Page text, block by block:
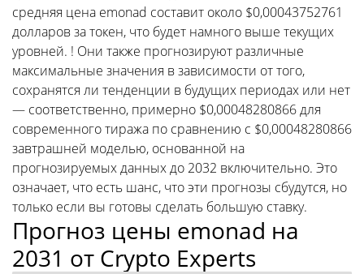
средняя цена emonad составит около $0,00043752761
долларов за токен, что будет намного выше текущих
уровней. ! Они также прогнозируют различные
максимальные значения в зависимости от того,
сохранятся ли тенденции в будущих периодах или нет
— соответственно, примерно $0,00048280866 для
современного тиража по сравнению с $0,00048280866
завтрашней моделью, основанной на
прогнозируемых данных до 2032 включительно. Это
означает, что есть шанс, что эти прогнозы сбудутся, но
только если вы готовы сделать большую ставку.
Прогноз цены emonad на
2031 от Crypto Experts